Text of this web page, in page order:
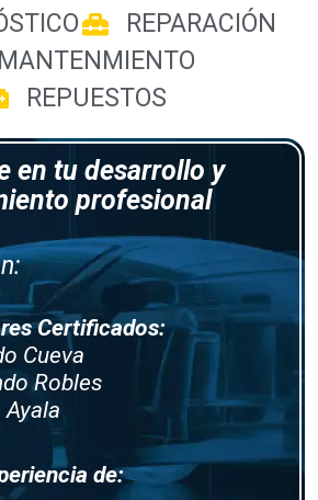
REPARACIÓN
MANTENMIENTO
REPUESTOS
en tu desarrollo y
profesional
Certificados:
Cueva
Robles
Ayala
de: